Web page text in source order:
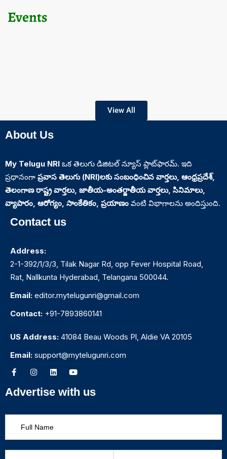
Events
View All
About Us
My Telugu NRI ఒక తెలుగు డిజిటల్ న్యూస్ ప్లాట్‌ఫారమ్. ఇది
ప్రధానంగా ప్రవాస తెలుగు (NRI)లకు సంబంధించిన వార్తలు, ఆంధ్రప్రదేశ్‌,
తెలంగాణ రాష్ట్ర వార్తలు, జాతీయ-అంతర్జాతీయ వార్తలు, సినిమాలు,
వ్యాపారం, ఆరోగ్యం, సాంకేతికం, ప్రయాణం వంటి విభాగాలను అందిస్తుంది.
Contact us
Address:
2-1-392/1/3/3, Tilak Nagar Rd, opp Fever Hospital Road,
Rat, Nallkunta Hyderabad, Telangana 500044.
Email: editor.mytelugunri@gmail.com
Contact: +91-7893860141
US Address: 41084 Beau Woods Pl, Aldie VA 20105
Email: support@mytelugunri.com
Advertise with us